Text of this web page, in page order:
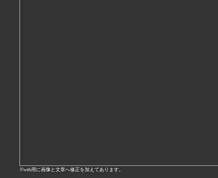
※web用に画像と文章へ修正を加えてあります。